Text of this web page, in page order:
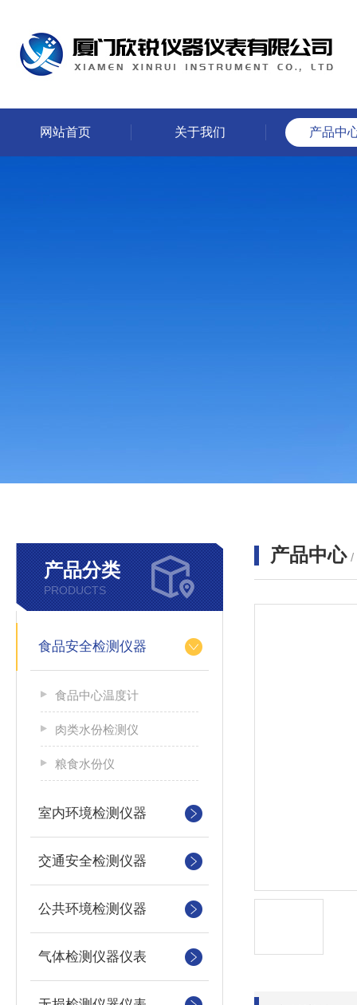
网站首页 关于我们 产品中
产品分类
PRODUCTS
食品安全检测仪器
食品中心温度计
肉类水份检测仪
粮食水份仪
室内环境检测仪器
交通安全检测仪器
公共环境检测仪器
气体检测仪器仪表
产品中心 /